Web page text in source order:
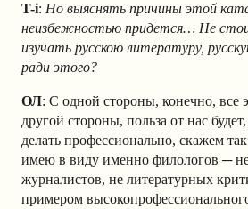
T-i: Но выяснять причины этой
неизбежностью придется… Не
изучать русскою литературу,
ради этого?
ОЛ: С одной стороны, конечно, все
другой стороны, польза от нас
делать профессионально, скажем
имею в виду именно филологов ─
журналистов, не литературных
примером высокопрофессионального